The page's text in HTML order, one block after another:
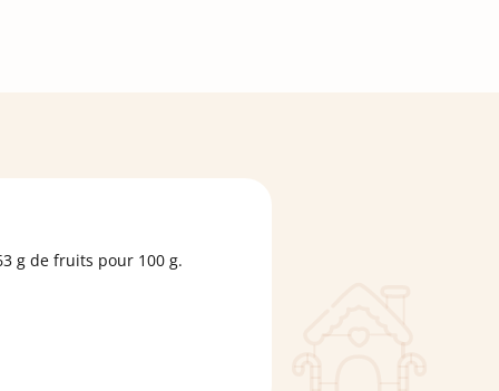
g de fruits pour 100 g.